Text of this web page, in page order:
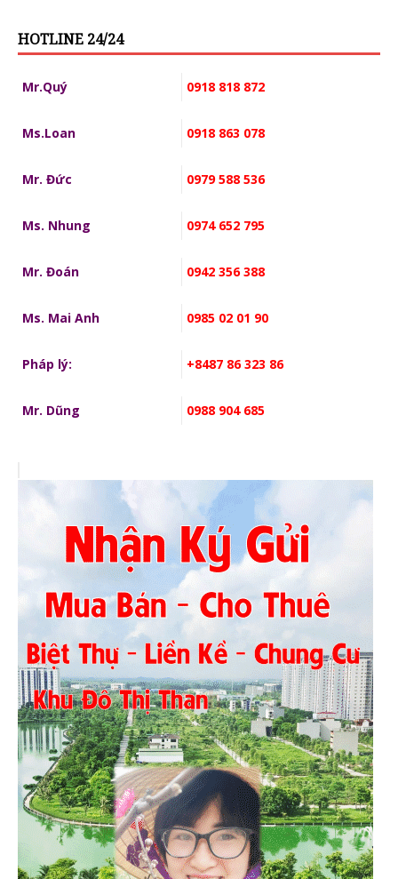
HOTLINE 24/24
Mr.Quý 0918 818 872
Ms.Loan 0918 863 078
Mr. Đức 0979 588 536
Ms. Nhung 0974 652 795
Mr. Đoán 0942 356 388
Ms. Mai Anh 0985 02 01 90
Pháp lý: +8487 86 323 86
Mr. Dũng 0988 904 685